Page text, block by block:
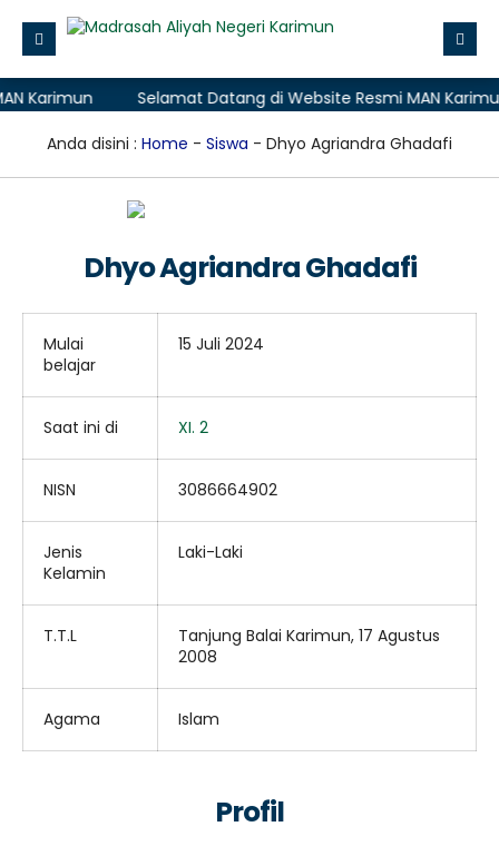
Beranda
Profile
Layanan Madrasah
Aplikasi
PMB (Penerimaan Murid Baru)
Karimun Selamat Datang di Website Resmi MAN Karimun
Anda disini : Home - Siswa - Dhyo Agriandra Ghadafi
Dhyo Agriandra Ghadafi
Mulai
belajar
15 Juli 2024
Saat ini di XI. 2
NISN 3086664902
Jenis
Kelamin
Laki-Laki
T.T.L
Tanjung Balai Karimun, 17 Agustus
2008
Agama Islam
Profil